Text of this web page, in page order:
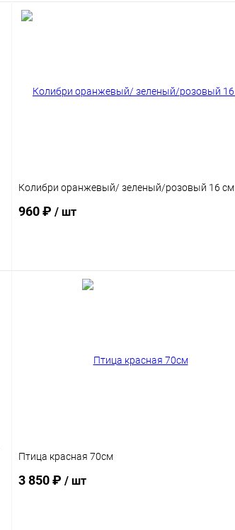
Колибри оранжевый/ зеленый/розовый 16 см
960 ₽ / шт
Подписаться
Птица красная 70см
3 850 ₽ / шт